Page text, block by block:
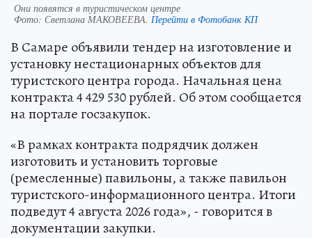
Они появятся в туристическом центре
Фото: Светлана МАКОВЕЕВА. Перейти в Фотобанк КП
В Самаре объявили тендер на изготовление и
установку нестационарных объектов для
туристского центра города. Начальная цена
контракта 4 429 530 рублей. Об этом сообщается
на портале госзакупок.
«В рамках контракта подрядчик должен
изготовить и установить торговые
(ремесленные) павильоны, а также павильон
туристского-информационного центра. Итоги
подведут 4 августа 2026 года», - говорится в
документации закупки.